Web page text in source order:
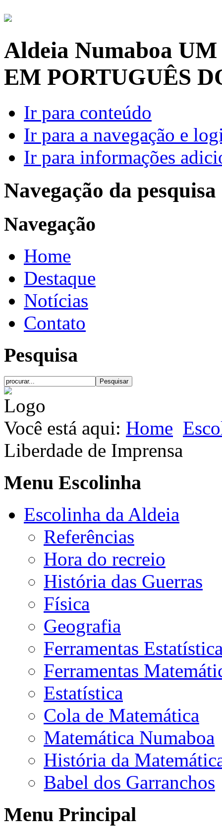
Aldeia Numaboa UM
EM PORTUGUÊS
Ir para conteúdo
Ir para a navegação e
Ir para informações
Navegação da pesquisa
Navegação
Home
Destaque
Notícias
Contato
Pesquisa
Você está aqui: Home
Liberdade de Imprensa
Menu Escolinha
Escolinha da Aldeia
Referências
Hora do recreio
História das Guerras
Física
Geografia
Ferramentas
Ferramentas
Estatística
Cola de Matemática
Matemática Numaboa
História da
Babel dos Garranchos
Menu Principal